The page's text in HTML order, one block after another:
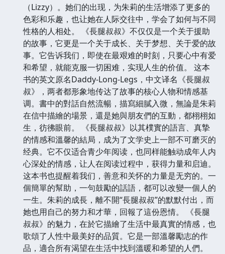
（Lizzy）。她们的出现，为朱莉的生活增添了更多的
色彩和乐趣，也让她在人际交往中，学会了如何与不同
性格的人相处。 《長腿叔叔》不仅仅是一个关于援助
的故事，它更是一个关于成长、关于梦想、关于爱的故
事。它告诉我们，即使在最艰难的时刻，只要心中有爱
和希望，就能克服一切困难，实现人生的价值。 这本
书的英文原名Daddy-Long-Legs，中文译名《長腿叔
叔》，两者都形象地传达了故事的核心人物和情感基
调。書中的對話自然流暢，描寫細膩入微，無論是朱莉
在信中描繪的場景，還是她與朋友們的互動，都栩栩如
生，彷彿眼前。 《長腿叔叔》以其樸實的語言、真摯
的情感和溫馨的結局，成为了文学史上一部不可磨灭的
经典。它不仅适合青少年阅读，也同样能触动成年人内
心深处的情感，让人在阅读过程中，获得力量和启迪。
这本书也提醒着我们，善意和关怀的力量是无穷的。一
個簡單的幫助，一句鼓勵的話語，都可以改變一個人的
一生。朱莉的成長，離不開“長腿叔叔”的默默付出，而
她也用自己的努力和才華，回報了這份恩情。 《長腿
叔叔》的魅力，在於它描繪了生活中最真實的情感，也
歌頌了人性中最美好的品質。它是一部溫馨勵志的作
品，適合所有渴望在生活中找到溫暖和希望的人們。